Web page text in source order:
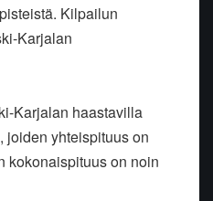
Kilpailun
Karjalan
Karjalan haastavilla
joiden yhteispituus on
kokonaispituus on noin